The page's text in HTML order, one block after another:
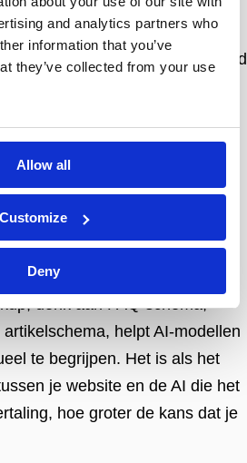
and analytics partners who
information that you’ve
they’ve collected from your use
Allow all
Customize
Deny
om te ranken, maar
worden. AI-modellen geven
die helder, goed gestructureerd
is. Dat betekent: begin met een
geef daarna context en
koppen die de inhoud
cijfers en bronvermeldingen
van woorden, AI-systemen
het niet.
data een grotere rol
denk aan FAQ-schema,
helpt AI-modellen
te begrijpen. Het is als het
je website en de AI die het
hoe groter de kans dat je